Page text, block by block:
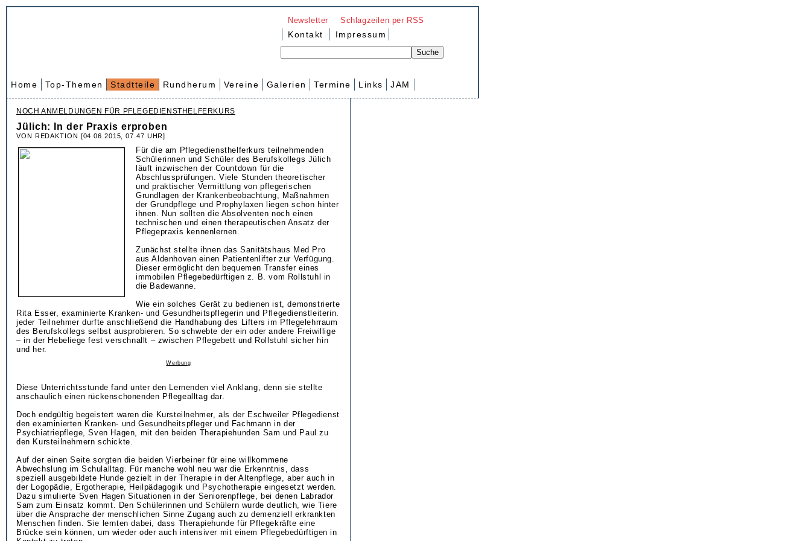
Newsletter Schlagzeilen per RSS
Kontakt Impressum
Home Top-Themen Stadtteile Rundherum Vereine Galerien Termine Links JAM
NOCH ANMELDUNGEN FÜR PFLEGEDIENSTHELFERKURS
Jülich: In der Praxis erproben
VON REDAKTION [04.06.2015, 07.47 UHR]
Für die am Pflegediensthelferkurs teilnehmenden
Schülerinnen und Schüler des Berufskollegs Jülich
läuft inzwischen der Countdown für die
Abschlussprüfungen. Viele Stunden theoretischer
und praktischer Vermittlung von pflegerischen
Grundlagen der Krankenbeobachtung, Maßnahmen
der Grundpflege und Prophylaxen liegen schon hinter
ihnen. Nun sollten die Absolventen noch einen
technischen und einen therapeutischen Ansatz der
Pflegepraxis kennenlernen.
Zunächst stellte ihnen das Sanitätshaus Med Pro
aus Aldenhoven einen Patientenlifter zur Verfügung.
Dieser ermöglicht den bequemen Transfer eines
immobilen Pflegebedürftigen z. B. vom Rollstuhl in
die Badewanne.
Wie ein solches Gerät zu bedienen ist, demonstrierte
Rita Esser, examinierte Kranken- und Gesundheitspflegerin und Pflegedienstleiterin.
jeder Teilnehmer durfte anschließend die Handhabung des Lifters im Pflegelehrraum
des Berufskollegs selbst ausprobieren. So schwebte der ein oder andere Freiwillige
– in der Hebeliege fest verschnallt – zwischen Pflegebett und Rollstuhl sicher hin
und her.
Werbung
Diese Unterrichtsstunde fand unter den Lernenden viel Anklang, denn sie stellte
anschaulich einen rückenschonenden Pflegealltag dar.
Doch endgültig begeistert waren die Kursteilnehmer, als der Eschweiler Pflegedienst
den examinierten Kranken- und Gesundheitspfleger und Fachmann in der
Psychiatriepflege, Sven Hagen, mit den beiden Therapiehunden Sam und Paul zu
den Kursteilnehmern schickte.
Auf der einen Seite sorgten die beiden Vierbeiner für eine willkommene
Abwechslung im Schulalltag. Für manche wohl neu war die Erkenntnis, dass
speziell ausgebildete Hunde gezielt in der Therapie in der Altenpflege, aber auch in
der Logopädie, Ergotherapie, Heilpädagogik und Psychotherapie eingesetzt werden.
Dazu simulierte Sven Hagen Situationen in der Seniorenpflege, bei denen Labrador
Sam zum Einsatz kommt. Den Schülerinnen und Schülern wurde deutlich, wie Tiere
über die Ansprache der menschlichen Sinne Zugang auch zu demenziell erkrankten
Menschen finden. Sie lernten dabei, dass Therapiehunde für Pflegekräfte eine
Brücke sein können, um wieder oder auch intensiver mit einem Pflegebedürftigen in